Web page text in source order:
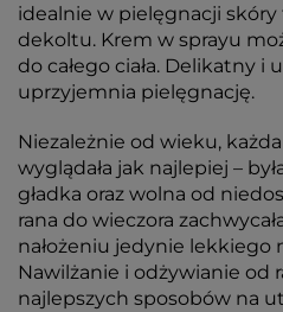
idealnie w pielęgnacji skóry
dekoltu. Krem w sprayu
do całego ciała. Delikatny i
uprzyjemnia pielęgnację.
Niezależnie od wieku,
wyglądała jak najlepiej –
gładka oraz wolna od
rana do wieczora
nałożeniu jedynie lekkiego
Nawilżanie i odżywianie od
najlepszych sposobów na